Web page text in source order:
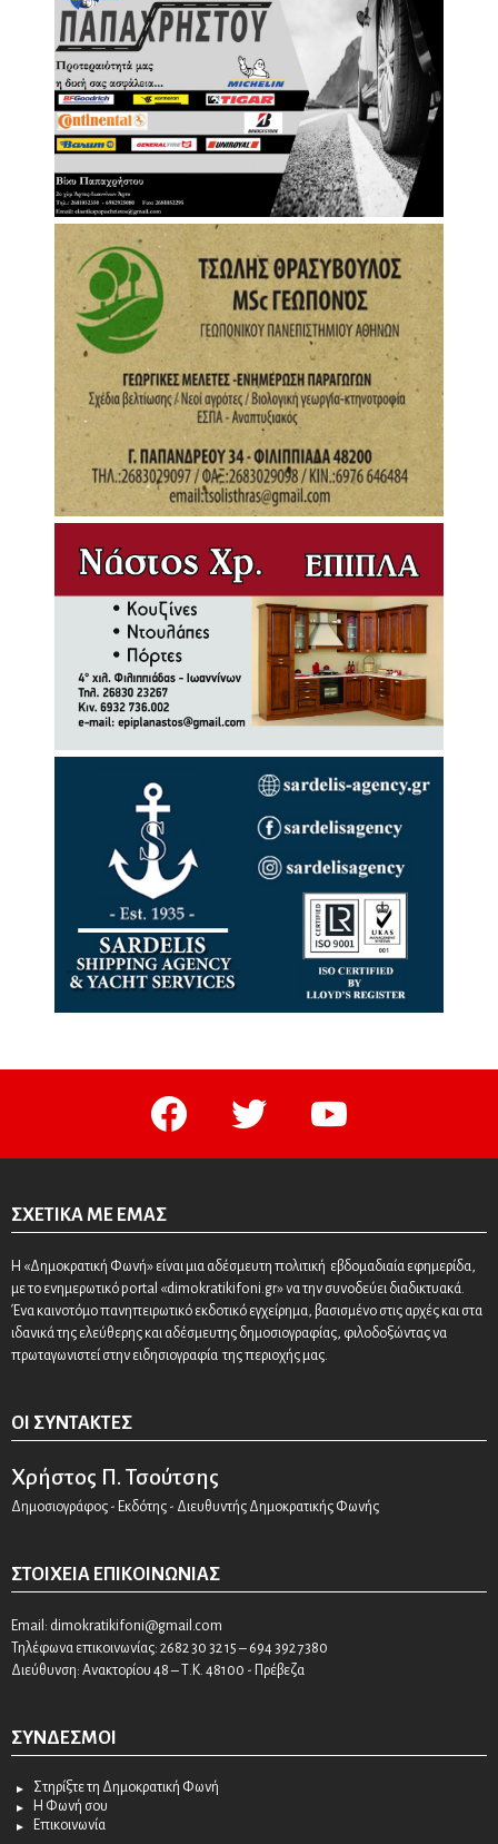
facebook twitter youtube
ΣΧΕΤΙΚΆ ΜΕ ΕΜΆΣ
Η «Δημοκρατική Φωνή» είναι μια αδέσμευτη πολιτική εβδομαδιαία εφημερίδα,
με το ενημερωτικό portal «dimokratikifoni.gr» να την συνοδεύει διαδικτυακά.
Ένα καινοτόμο πανηπειρωτικό εκδοτικό εγχείρημα, βασισμένο στις αρχές και στα
ιδανικά της ελεύθερης και αδέσμευτης δημοσιογραφίας, φιλοδοξώντας να
πρωταγωνιστεί στην ειδησιογραφία της περιοχής μας.
ΟΙ ΣΥΝΤΆΚΤΕΣ
Χρήστος Π. Τσούτσης
Δημοσιογράφος - Εκδότης - Διευθυντής Δημοκρατικής Φωνής
ΣΤΟΙΧΕΊΑ ΕΠΙΚΟΙΝΩΝΊΑΣ
Email: dimokratikifoni@gmail.com
Τηλέφωνα επικοινωνίας: 2682 30 32 15 – 694 392 7380
Διεύθυνση: Ανακτορίου 48 – Τ.Κ. 48100 - Πρέβεζα
ΣΎΝΔΕΣΜΟΙ
Στηρίξτε τη Δημοκρατική Φωνή
Η Φωνή σου
Επικοινωνία